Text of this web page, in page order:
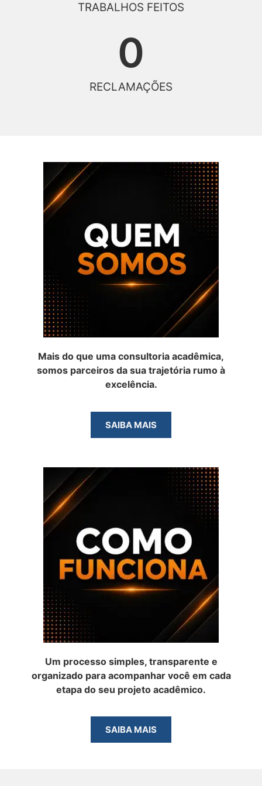
TRABALHOS FEITOS
RECLAMAÇÕES
0
Mais do que uma consultoria acadêmica,
somos parceiros da sua trajetória rumo à
excelência.
SAIBA MAIS
Um processo simples, transparente e
organizado para acompanhar você em cada
etapa do seu projeto acadêmico.
SAIBA MAIS